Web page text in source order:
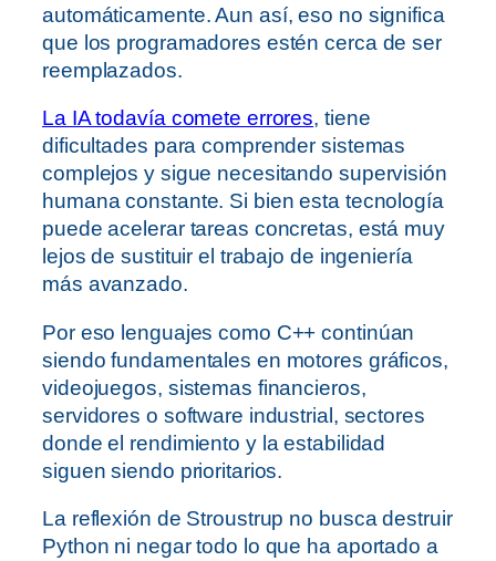
automáticamente. Aun así, eso no significa
que los programadores estén cerca de ser
reemplazados.
La IA todavía comete errores, tiene
dificultades para comprender sistemas
complejos y sigue necesitando supervisión
humana constante. Si bien esta tecnología
puede acelerar tareas concretas, está muy
lejos de sustituir el trabajo de ingeniería
más avanzado.
Por eso lenguajes como C++ continúan
siendo fundamentales en motores gráficos,
videojuegos, sistemas financieros,
servidores o software industrial, sectores
donde el rendimiento y la estabilidad
siguen siendo prioritarios.
La reflexión de Stroustrup no busca destruir
Python ni negar todo lo que ha aportado a